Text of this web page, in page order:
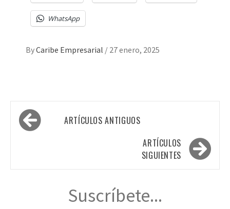
WhatsApp
ByCaribe Empresarial / 27 enero, 2025
Navegación
de
ARTÍCULOS ANTIGUOS
ARTÍCULOS
SIGUIENTES
Suscríbete...